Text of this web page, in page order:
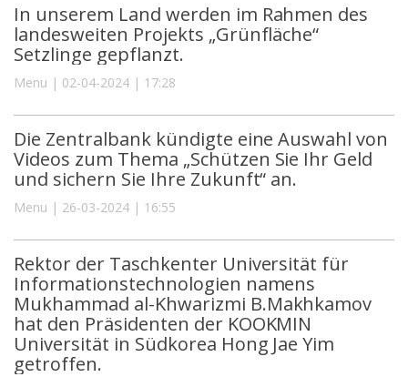
In unserem Land werden im Rahmen des
landesweiten Projekts „Grünfläche“
Setzlinge gepflanzt.
Menu | 02-04-2024 | 17:28
Die Zentralbank kündigte eine Auswahl von
Videos zum Thema „Schützen Sie Ihr Geld
und sichern Sie Ihre Zukunft“ an.
Menu | 26-03-2024 | 16:55
Rektor der Taschkenter Universität für
Informationstechnologien namens
Mukhammad al-Khwarizmi B.Makhkamov
hat den Präsidenten der KOOKMIN
Universität in Südkorea Hong Jae Yim
getroffen.